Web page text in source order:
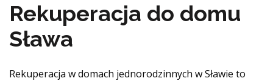
Rekuperacja do domu
Sława
Rekuperacja w domach jednorodzinnych w Sławie to